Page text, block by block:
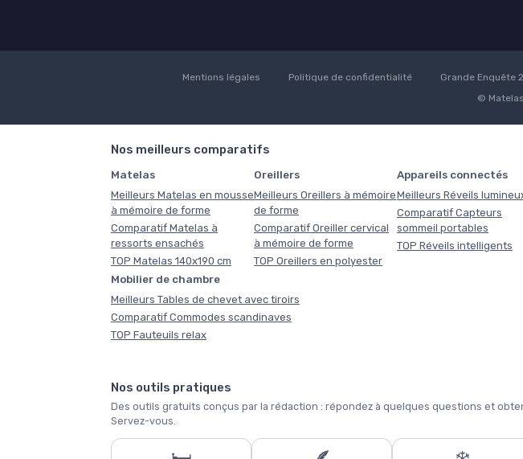
Mentions légales Politique de confidentialité Grande Enquête
©
Nos meilleurs comparatifs
Matelas
Meilleurs Matelas en mousse
à mémoire de forme
Comparatif Matelas à
ressorts ensachés
TOP Matelas 140x190 cm
Oreillers
Meilleurs Oreillers à mémoire
de forme
Comparatif Oreiller cervical
à mémoire de forme
TOP Oreillers en polyester
Appareils connectés
Meilleurs Réveils
Comparatif Capteurs
sommeil portables
TOP Réveils intelligents
Mobilier de chambre
Meilleurs Tables de chevet avec tiroirs
Comparatif Commodes scandinaves
TOP Fauteuils relax
Nos outils pratiques
Des outils gratuits conçus par la rédaction : répondez à quelques questions et
Servez-vous.